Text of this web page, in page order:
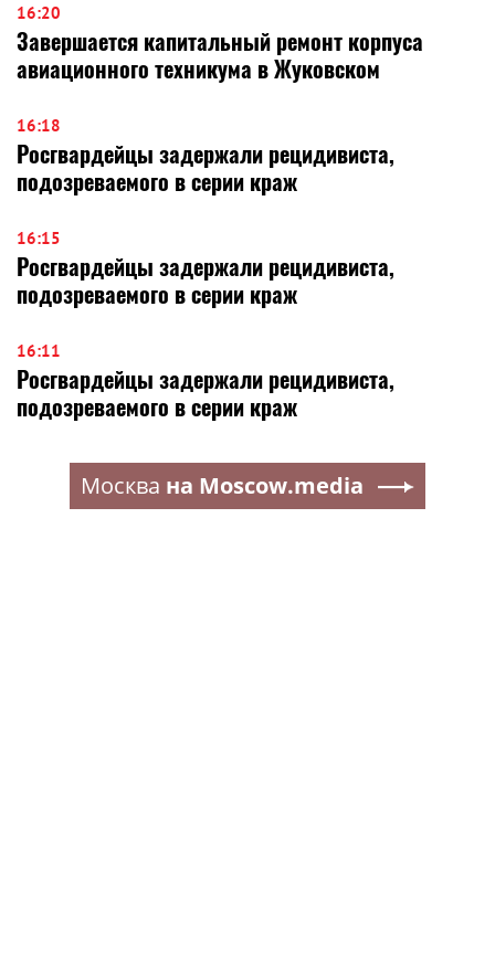
16:20
Завершается капитальный ремонт корпуса
авиационного техникума в Жуковском
16:18
Росгвардейцы задержали рецидивиста,
подозреваемого в серии краж
16:15
Росгвардейцы задержали рецидивиста,
подозреваемого в серии краж
16:11
Росгвардейцы задержали рецидивиста,
подозреваемого в серии краж
Москва на Moscow.media